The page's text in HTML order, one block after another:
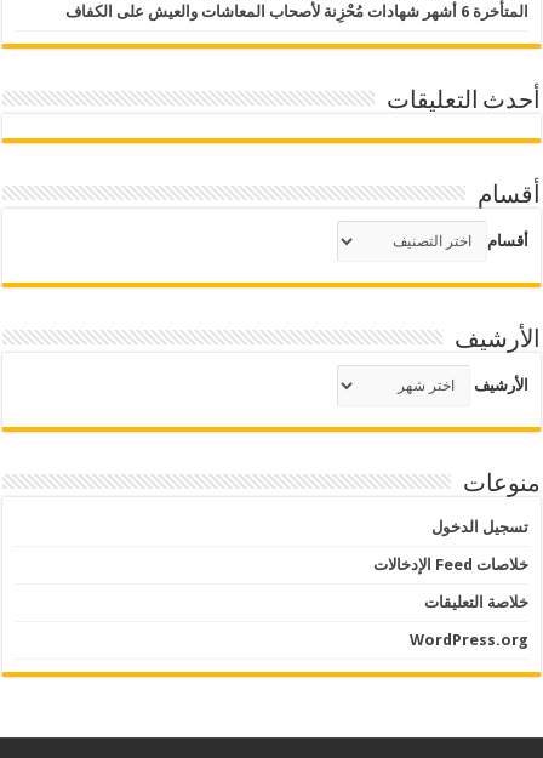
المتأخرة 6 أشهر شهادات مُحْزِنة لأصحاب المعاشات والعيش على الكفاف
أحدث التعليقات
أقسام
أقسام
الأرشيف
الأرشيف
منوعات
تسجيل الدخول
خلاصات Feed الإدخالات
خلاصة التعليقات
WordPress.org